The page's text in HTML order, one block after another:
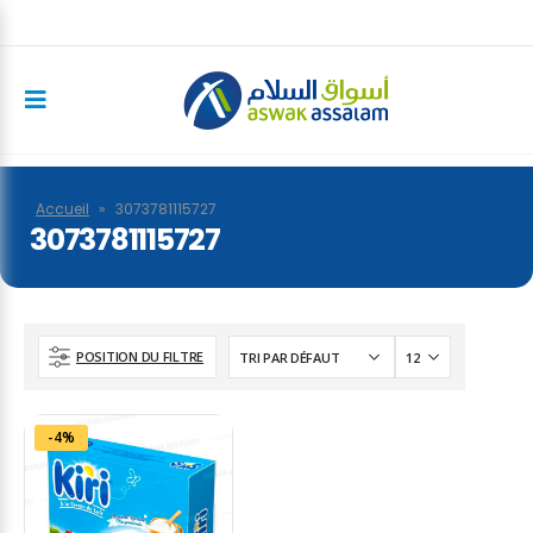
Accueil » 3073781115727
3073781115727
POSITION DU FILTRE
-4%